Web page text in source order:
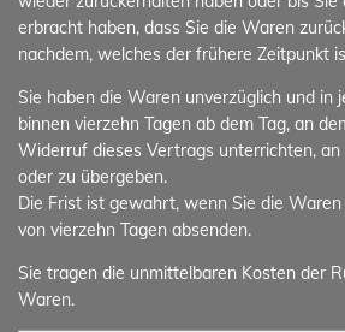
erbracht haben, dass Sie die Waren
nachdem, welches der frühere Zeitpunkt
Sie haben die Waren unverzüglich und in
binnen vierzehn Tagen ab dem Tag, an
Widerruf dieses Vertrags unterrichten, an
oder zu übergeben.
Die Frist ist gewahrt, wenn Sie die
von vierzehn Tagen absenden.
Sie tragen die unmittelbaren Kosten der
Waren.